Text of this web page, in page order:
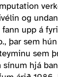
og
fann upp á
þar sem
sem
hjá